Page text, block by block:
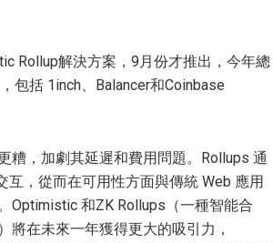
Rollup解決方案，9月份才推出，今年總
包括 1inch、Balancer和Coinbase
糟，加劇其延遲和費用問題。Rollups 通
，從而在可用性方面與傳統 Web 應用
Optimistic 和ZK Rollups（一種智能合
在未來一年獲得更大的吸引力，